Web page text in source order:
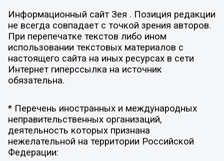
Информационный сайт Зея . Позиция редакции
не всегда совпадает с точкой зрения авторов.
При перепечатке текстов либо ином
использовании текстовых материалов с
настоящего сайта на иных ресурсах в сети
Интернет гиперссылка на источник
обязательна.
* Перечень иностранных и международных
неправительственных организаций,
деятельность которых признана
нежелательной на территории Российской
Федерации: